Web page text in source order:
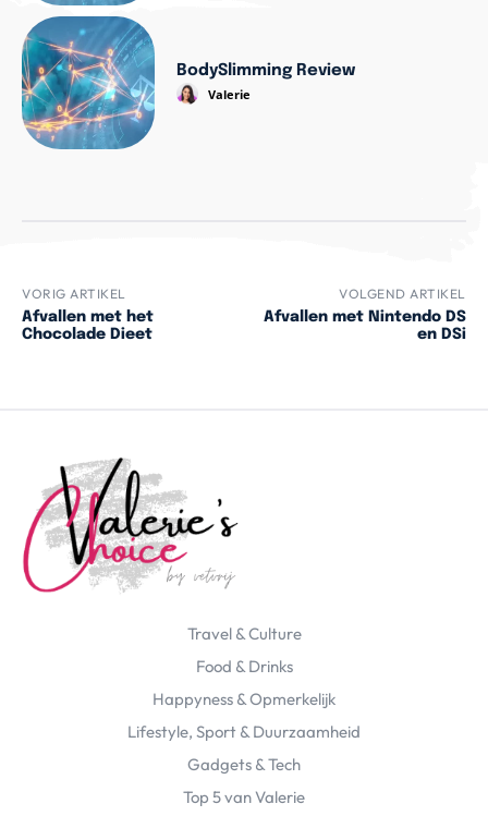
BodySlimming Review
Valerie
VORIG ARTIKEL
Afvallen met het
Chocolade Dieet
VOLGEND ARTIKEL
Afvallen met Nintendo DS
en DSi
Travel & Culture
Food & Drinks
Happyness & Opmerkelijk
Lifestyle, Sport & Duurzaamheid
Gadgets & Tech
Top 5 van Valerie